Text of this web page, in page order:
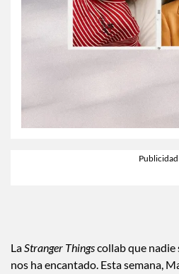
LaStranger Thingscollab que nadie
nos ha encantado. Esta semana,